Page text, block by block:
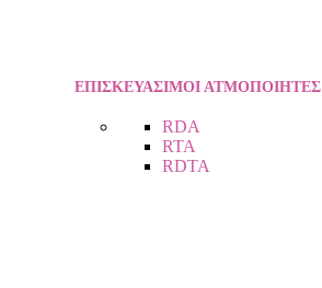
ΕΠΙΣΚΕΥΑΣΙΜΟΙ ΑΤΜΟΠΟΙΗΤΕΣ
RDA
RTA
RDTA